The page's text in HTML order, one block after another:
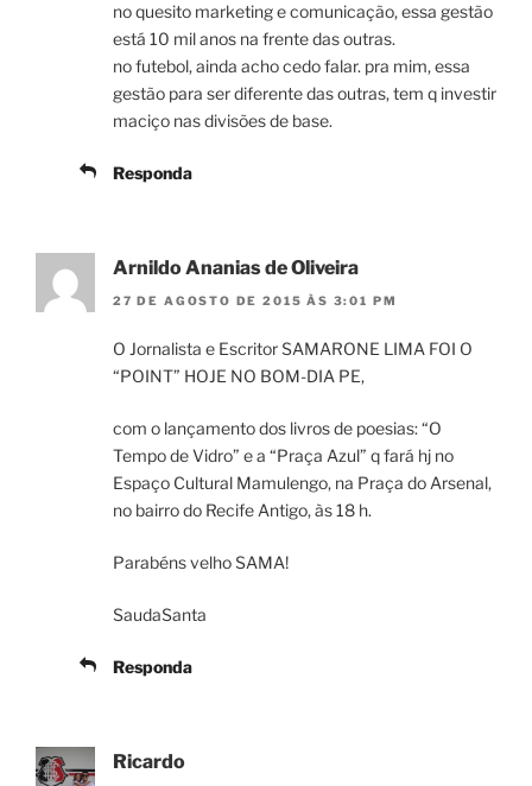
no quesito marketing e comunicação, essa gestão
está 10 mil anos na frente das outras.
no futebol, ainda acho cedo falar. pra mim, essa
gestão para ser diferente das outras, tem q investir
maciço nas divisões de base.
Responda
Arnildo Ananias de Oliveira
27 DE AGOSTO DE 2015 ÀS 3:01 PM
O Jornalista e Escritor SAMARONE LIMA FOI O
“POINT” HOJE NO BOM-DIA PE,
com o lançamento dos livros de poesias: “O
Tempo de Vidro” e a “Praça Azul” q fará hj no
Espaço Cultural Mamulengo, na Praça do Arsenal,
no bairro do Recife Antigo, às 18 h.
Parabéns velho SAMA!
SaudaSanta
Responda
Ricardo